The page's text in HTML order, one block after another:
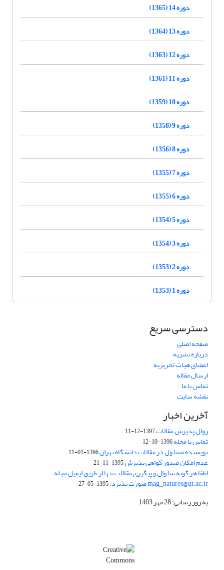
دوره 14 (1365)
دوره 13 (1364)
دوره 12 (1363)
دوره 11 (1361)
دوره 10 (1359)
دوره 9 (1358)
دوره 8 (1356)
دوره 7 (1355)
دوره 6 (1355)
دوره 5 (1354)
دوره 3 (1354)
دوره 2 (1353)
دوره 1 (1353)
دسترسی سریع
صفحه اصلی
درباره نشریه
اعضای هیات تحریریه
ارسال مقاله
تماس با ما
نقشه سایت
آخرین اخبار
روال پذیرش مقالات1397-12-11
تماس با مجله1396-10-12
نویسنده مسئول در مقالات دانشگاه تهران1396-01-11
عدم امکان صدور گواهی پذیرش1395-11-21
لطفا هر گونه سئوال و پیگیری مقالات تنها از طریق ایمیل مجله
mag_natures@ut.ac.ir صورت پذیرد. 1395-05-27
به روز رسانی: 28 مهر 1403